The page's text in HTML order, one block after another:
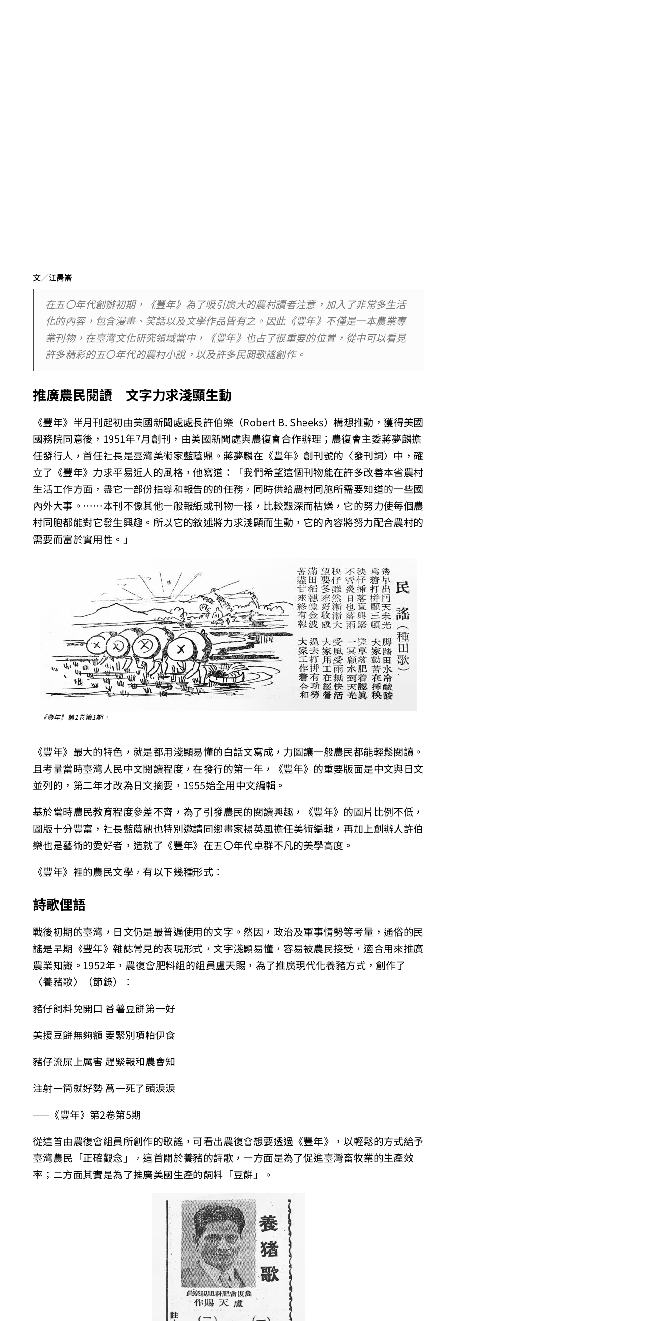
文／江昺崙
在五〇年代創辦初期，《豐年》為了吸引廣大的農村讀者注意，加入了非常多生活
化的內容，包含漫畫、笑話以及文學作品皆有之。因此《豐年》不僅是一本農業專
業刊物，在臺灣文化研究領域當中，《豐年》也占了很重要的位置，從中可以看見
許多精彩的五〇年代的農村小說，以及許多民間歌謠創作。
推廣農民閱讀 文字力求淺顯生動
《豐年》半月刊起初由美國新聞處處長許伯樂（Robert B. Sheeks）構想推動，獲得美國
國務院同意後，1951年7月創刊，由美國新聞處與農復會合作辦理；農復會主委蔣夢麟擔
任發行人，首任社長是臺灣美術家藍蔭鼎。蔣夢麟在《豐年》創刊號的〈發刊詞〉中，確
立了《豐年》力求平易近人的風格，他寫道：「我們希望這個刊物能在許多改善本省農村
生活工作方面，盡它一部份指導和報告的的任務，同時供給農村同胞所需要知道的一些國
內外大事。……本刊不像其他一般報紙或刊物一樣，比較艱深而枯燥，它的努力使每個農
村同胞都能對它發生興趣。所以它的敘述將力求淺顯而生動，它的內容將努力配合農村的
需要而富於實用性。」
《豐年》第1卷第1期。
《豐年》最大的特色，就是都用淺顯易懂的白話文寫成，力圖讓一般農民都能輕鬆閱讀。
且考量當時臺灣人民中文閱讀程度，在發行的第一年，《豐年》的重要版面是中文與日文
並列的，第二年才改為日文摘要，1955始全用中文編輯。
基於當時農民教育程度參差不齊，為了引發農民的閱讀興趣，《豐年》的圖片比例不低，
圖版十分豐富，社長藍蔭鼎也特別邀請同鄉畫家楊英風擔任美術編輯，再加上創辦人許伯
樂也是藝術的愛好者，造就了《豐年》在五〇年代卓群不凡的美學高度。
《豐年》裡的農民文學，有以下幾種形式：
詩歌俚語
戰後初期的臺灣，日文仍是最普遍使用的文字。然因，政治及軍事情勢等考量，通俗的民
謠是早期《豐年》雜誌常見的表現形式，文字淺顯易懂，容易被農民接受，適合用來推廣
農業知識。1952年，農復會肥料組的組員盧天賜，為了推廣現代化養豬方式，創作了
〈養豬歌〉（節錄）：
豬仔飼料免開口 番薯豆餅第一好
美援豆餅無夠額 要緊別項粕伊食
豬仔流屎上厲害 趕緊報和農會知
注射一筒就好勢 萬一死了頭淚淚
——《豐年》第2卷第5期
從這首由農復會組員所創作的歌謠，可看出農復會想要透過《豐年》，以輕鬆的方式給予
臺灣農民「正確觀念」，這首關於養豬的詩歌，一方面是為了促進臺灣畜牧業的生產效
率；二方面其實是為了推廣美國生產的飼料「豆餅」。